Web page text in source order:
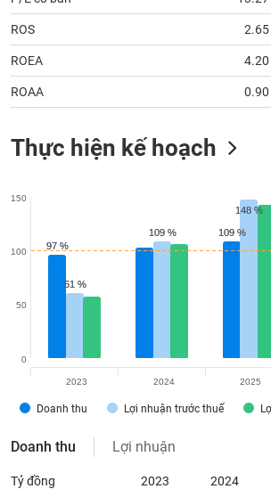
ROS 2.65
ROEA 4.20
ROAA 0.90
Thực hiện kế hoạch
97 %
97 %
109 %
109 %
61 %
61 %
109 %
109 %
148 %
148 %
Doanh thu Lợi nhuận trước thuế
0
50
100
150
2023 2024 2025
Doanh thu Lợi nhuận
Tỷ đồng 2023 2024